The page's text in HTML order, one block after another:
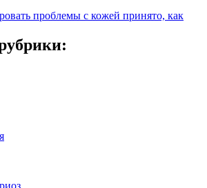
проблемы с кожей принято, как